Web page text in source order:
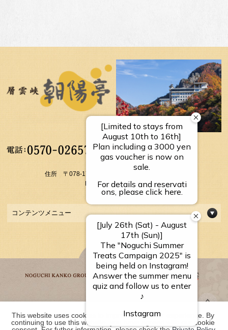
【受付時間】
10：00～17：00
住所 〒078-1795 北海道上川郡上川町層雲峡温泉
FAX： 01658-5-3054
コンテンツメニュー
野口観光グループ一覧
This website uses cookies to improve your user experience. By
continuing to use this website, you have agreed with our cookie